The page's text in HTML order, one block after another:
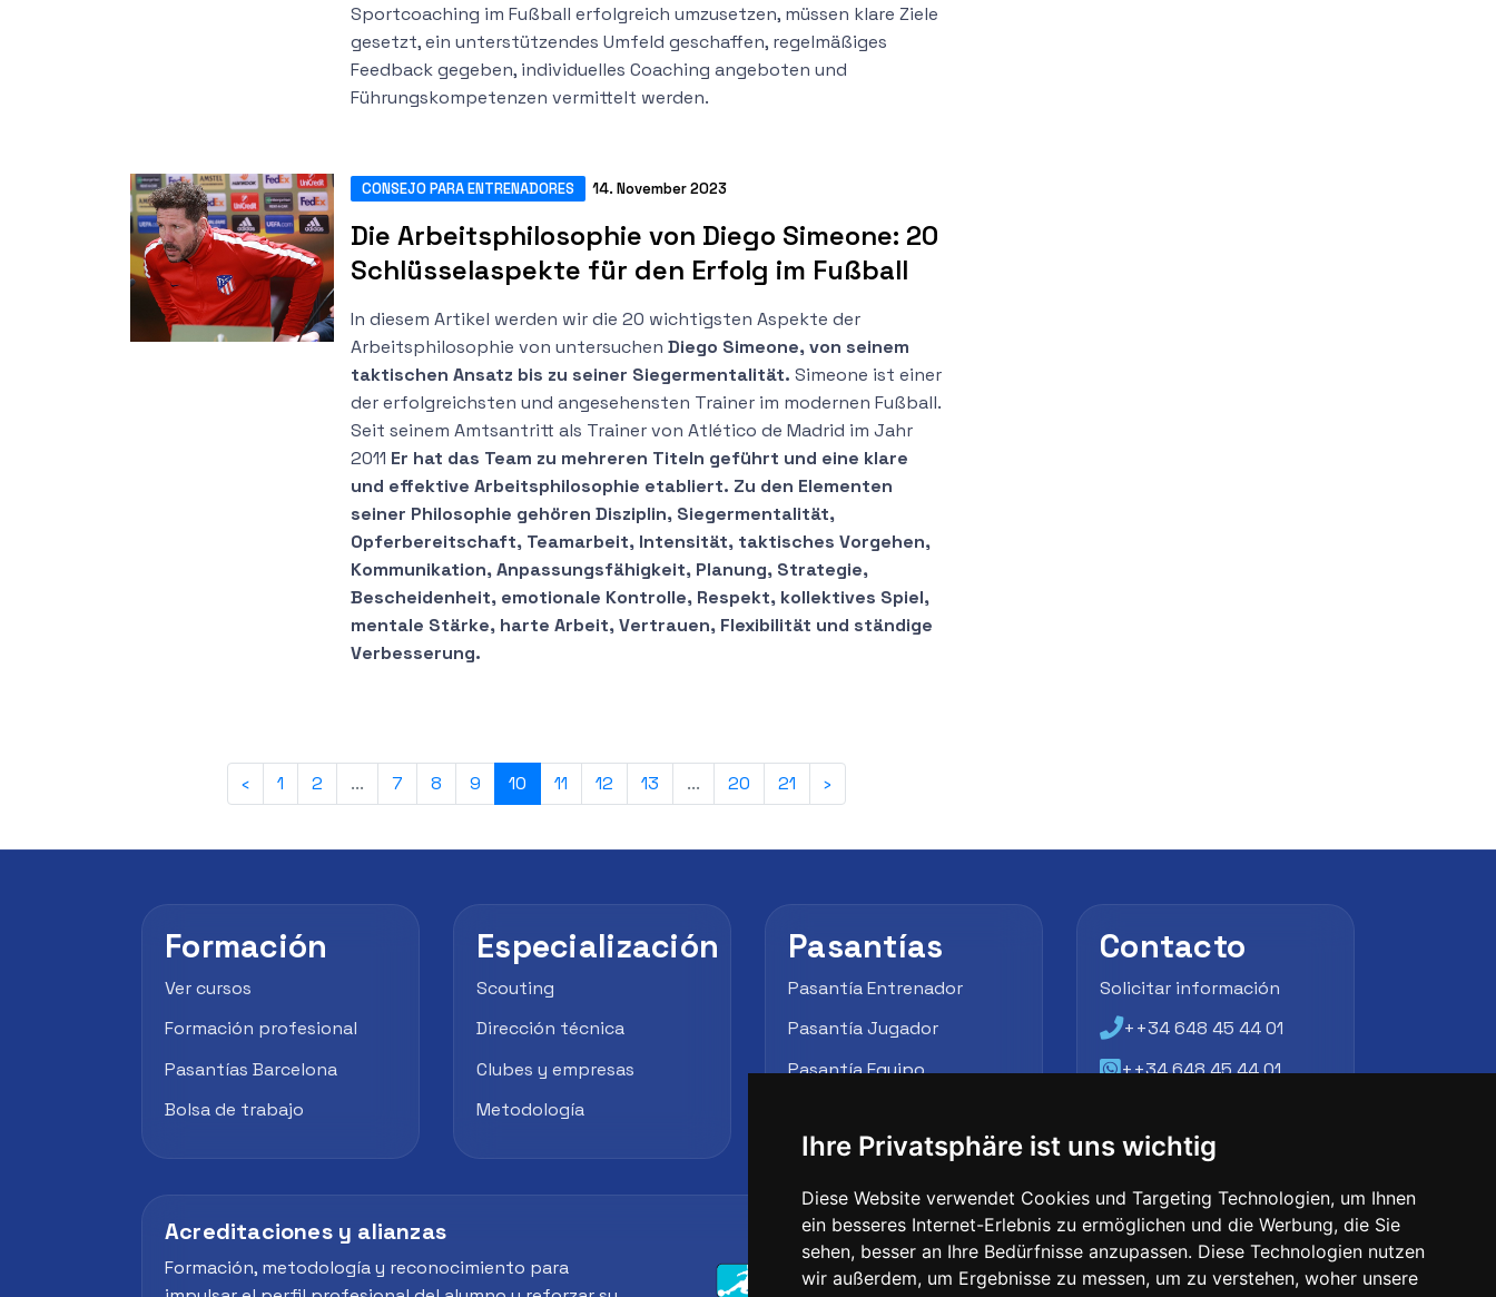
Ihre Privatsphäre ist uns wichtig
Diese Website verwendet Cookies und Targeting Technologien, um Ihnen
ein besseres Internet-Erlebnis zu ermöglichen und die Werbung, die Sie
sehen, besser an Ihre Bedürfnisse anzupassen. Diese Technologien nutzen
wir außerdem, um Ergebnisse zu messen, um zu verstehen, woher unsere
Sportcoaching im Fußball erfolgreich umzusetzen, müssen klare Ziele
gesetzt, ein unterstützendes Umfeld geschaffen, regelmäßiges
Feedback gegeben, individuelles Coaching angeboten und
Führungskompetenzen vermittelt werden.
CONSEJO PARA ENTRENADORES 14. November 2023
Die Arbeitsphilosophie von Diego Simeone: 20
Schlüsselaspekte für den Erfolg im Fußball
In diesem Artikel werden wir die 20 wichtigsten Aspekte der
Arbeitsphilosophie von untersuchen Diego Simeone, von seinem
taktischen Ansatz bis zu seiner Siegermentalität. Simeone ist einer
der erfolgreichsten und angesehensten Trainer im modernen Fußball.
Seit seinem Amtsantritt als Trainer von Atlético de Madrid im Jahr
2011 Er hat das Team zu mehreren Titeln geführt und eine klare
und effektive Arbeitsphilosophie etabliert. Zu den Elementen
seiner Philosophie gehören Disziplin, Siegermentalität,
Opferbereitschaft, Teamarbeit, Intensität, taktisches Vorgehen,
Kommunikation, Anpassungsfähigkeit, Planung, Strategie,
Bescheidenheit, emotionale Kontrolle, Respekt, kollektives Spiel,
mentale Stärke, harte Arbeit, Vertrauen, Flexibilität und ständige
Verbesserung.
‹ 1 2 ... 7 8 9 10 11 12 13 ... 20 21 ›
Formación
Ver cursos
Formación profesional
Pasantías Barcelona
Bolsa de trabajo
Especialización
Scouting
Dirección técnica
Clubes y empresas
Metodología
Pasantías
Pasantía Entrenador
Pasantía Jugador
Pasantía Equipo
Contacto
Solicitar información
++34 648 45 44 01
++34 648 45 44 01
Acreditaciones y alianzas
Formación, metodología y reconocimiento para